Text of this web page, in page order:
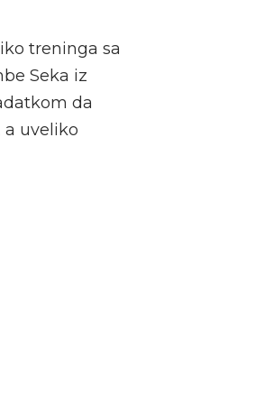
treninga sa
Seka iz
da
a uveliko